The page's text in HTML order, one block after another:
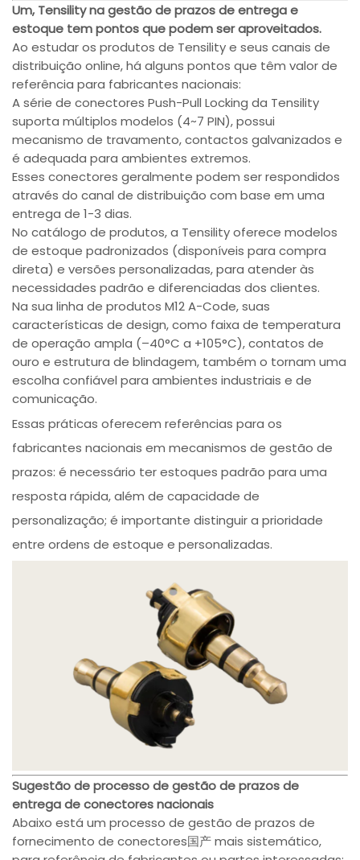
Um, Tensility na gestão de prazos de entrega e
estoque tem pontos que podem ser aproveitados.
Ao estudar os produtos de Tensility e seus canais de
distribuição online, há alguns pontos que têm valor de
referência para fabricantes nacionais:
A série de conectores Push-Pull Locking da Tensility
suporta múltiplos modelos (4~7 PIN), possui
mecanismo de travamento, contactos galvanizados e
é adequada para ambientes extremos.
Esses conectores geralmente podem ser respondidos
através do canal de distribuição com base em uma
entrega de 1-3 dias.
No catálogo de produtos, a Tensility oferece modelos
de estoque padronizados (disponíveis para compra
direta) e versões personalizadas, para atender às
necessidades padrão e diferenciadas dos clientes.
Na sua linha de produtos M12 A-Code, suas
características de design, como faixa de temperatura
de operação ampla (–40°C a +105°C), contatos de
ouro e estrutura de blindagem, também o tornam uma
escolha confiável para ambientes industriais e de
comunicação.
Essas práticas oferecem referências para os
fabricantes nacionais em mecanismos de gestão de
prazos: é necessário ter estoques padrão para uma
resposta rápida, além de capacidade de
personalização; é importante distinguir a prioridade
entre ordens de estoque e personalizadas.
Sugestão de processo de gestão de prazos de
entrega de conectores nacionais
Abaixo está um processo de gestão de prazos de
fornecimento de conectores国产 mais sistemático,